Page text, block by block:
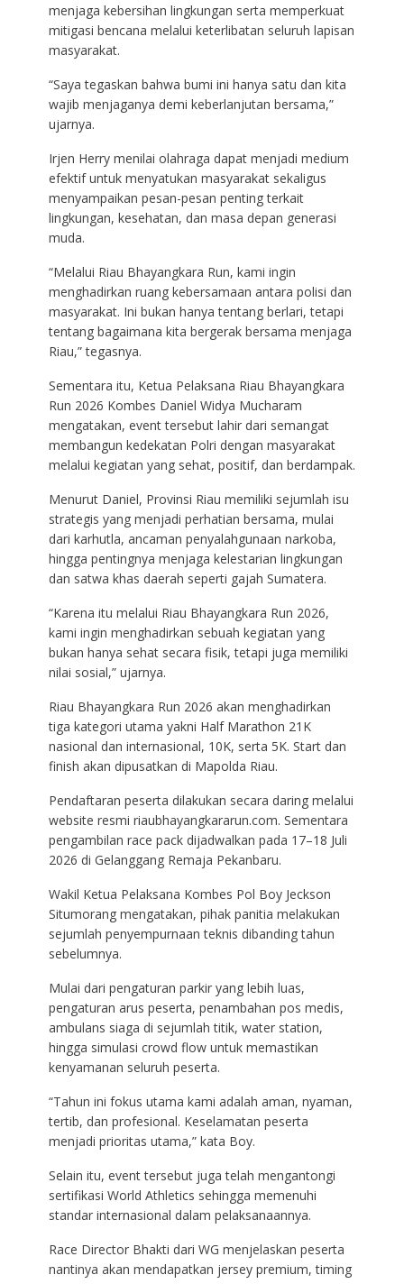
menjaga kebersihan lingkungan serta memperkuat
mitigasi bencana melalui keterlibatan seluruh lapisan
masyarakat.
“Saya tegaskan bahwa bumi ini hanya satu dan kita
wajib menjaganya demi keberlanjutan bersama,”
ujarnya.
Irjen Herry menilai olahraga dapat menjadi medium
efektif untuk menyatukan masyarakat sekaligus
menyampaikan pesan-pesan penting terkait
lingkungan, kesehatan, dan masa depan generasi
muda.
“Melalui Riau Bhayangkara Run, kami ingin
menghadirkan ruang kebersamaan antara polisi dan
masyarakat. Ini bukan hanya tentang berlari, tetapi
tentang bagaimana kita bergerak bersama menjaga
Riau,” tegasnya.
Sementara itu, Ketua Pelaksana Riau Bhayangkara
Run 2026 Kombes Daniel Widya Mucharam
mengatakan, event tersebut lahir dari semangat
membangun kedekatan Polri dengan masyarakat
melalui kegiatan yang sehat, positif, dan berdampak.
Menurut Daniel, Provinsi Riau memiliki sejumlah isu
strategis yang menjadi perhatian bersama, mulai
dari karhutla, ancaman penyalahgunaan narkoba,
hingga pentingnya menjaga kelestarian lingkungan
dan satwa khas daerah seperti gajah Sumatera.
“Karena itu melalui Riau Bhayangkara Run 2026,
kami ingin menghadirkan sebuah kegiatan yang
bukan hanya sehat secara fisik, tetapi juga memiliki
nilai sosial,” ujarnya.
Riau Bhayangkara Run 2026 akan menghadirkan
tiga kategori utama yakni Half Marathon 21K
nasional dan internasional, 10K, serta 5K. Start dan
finish akan dipusatkan di Mapolda Riau.
Pendaftaran peserta dilakukan secara daring melalui
website resmi riaubhayangkararun.com. Sementara
pengambilan race pack dijadwalkan pada 17–18 Juli
2026 di Gelanggang Remaja Pekanbaru.
Wakil Ketua Pelaksana Kombes Pol Boy Jeckson
Situmorang mengatakan, pihak panitia melakukan
sejumlah penyempurnaan teknis dibanding tahun
sebelumnya.
Mulai dari pengaturan parkir yang lebih luas,
pengaturan arus peserta, penambahan pos medis,
ambulans siaga di sejumlah titik, water station,
hingga simulasi crowd flow untuk memastikan
kenyamanan seluruh peserta.
“Tahun ini fokus utama kami adalah aman, nyaman,
tertib, dan profesional. Keselamatan peserta
menjadi prioritas utama,” kata Boy.
Selain itu, event tersebut juga telah mengantongi
sertifikasi World Athletics sehingga memenuhi
standar internasional dalam pelaksanaannya.
Race Director Bhakti dari WG menjelaskan peserta
nantinya akan mendapatkan jersey premium, timing